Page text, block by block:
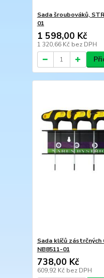
Sada šroubováků,
01
1 598,00 Kč
1 320,66 Kč bez DPH
Sada klíčů
NB8511-01
738,00 Kč
609,92 Kč bez DPH